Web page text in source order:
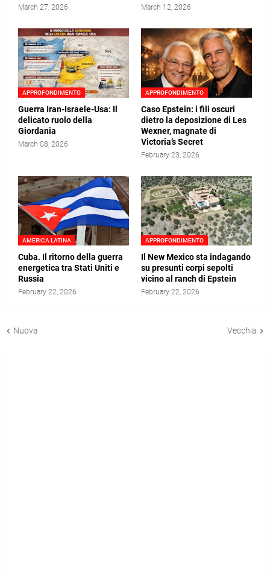
March 27, 2026 March 12, 2026
APPROFONDIMENTO
Guerra Iran-Israele-Usa: Il
delicato ruolo della
Giordania
March 08, 2026
APPROFONDIMENTO
Caso Epstein: i fili oscuri
dietro la deposizione di Les
Wexner, magnate di
Victoria’s Secret
February 23, 2026
AMERICA LATINA
Cuba. Il ritorno della guerra
energetica tra Stati Uniti e
Russia
February 22, 2026
APPROFONDIMENTO
Il New Mexico sta indagando
su presunti corpi sepolti
vicino al ranch di Epstein
February 22, 2026
Nuova Vecchia